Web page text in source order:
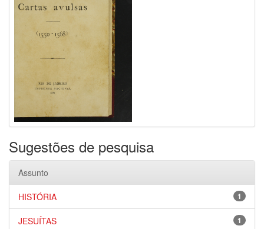
Sugestões de pesquisa
Assunto
1
HISTÓRIA
1
JESUÍTAS